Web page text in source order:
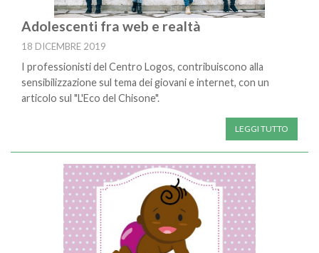
Adolescenti fra web e realtà
18 DICEMBRE 2019
I professionisti del Centro Logos, contribuiscono alla
sensibilizzazione sul tema dei giovani e internet, con un
articolo sul "L'Eco del Chisone".
LEGGI TUTTO